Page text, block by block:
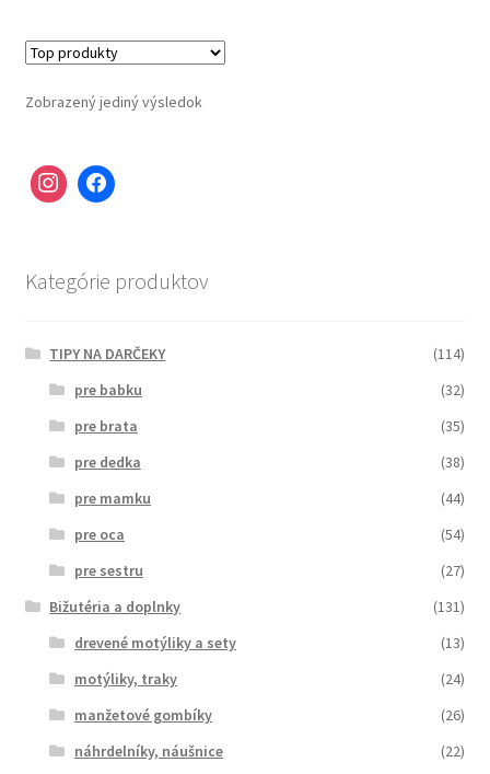
Zobrazený jediný výsledok
Kategórie produktov
TIPY NA DARČEKY
(114)
pre babku
(32)
pre brata
(35)
pre dedka
(38)
pre mamku
(44)
pre oca
(54)
pre sestru
(27)
Bižutéria a doplnky
(131)
drevené motýliky a sety
(13)
motýliky, traky
(24)
manžetové gombíky
(26)
náhrdelníky, náušnice
(22)